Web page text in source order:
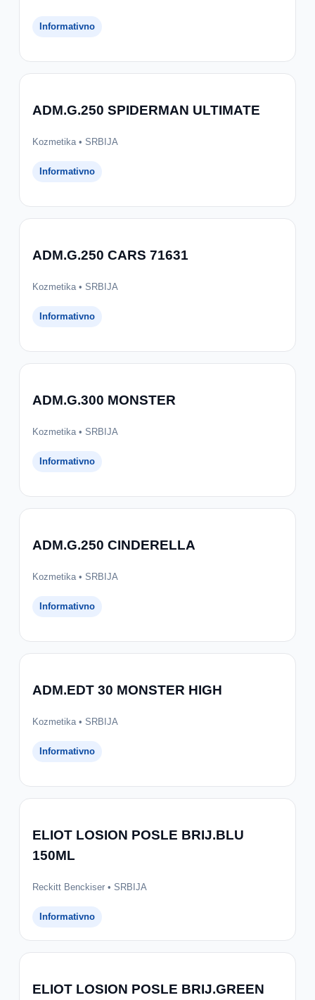
Informativno
ADM.G.250 SPIDERMAN ULTIMATE
Kozmetika • SRBIJA
Informativno
ADM.G.250 CARS 71631
Kozmetika • SRBIJA
Informativno
ADM.G.300 MONSTER
Kozmetika • SRBIJA
Informativno
ADM.G.250 CINDERELLA
Kozmetika • SRBIJA
Informativno
ADM.EDT 30 MONSTER HIGH
Kozmetika • SRBIJA
Informativno
ELIOT LOSION POSLE BRIJ.BLU
150ML
Reckitt Benckiser • SRBIJA
Informativno
ELIOT LOSION POSLE BRIJ.GREEN